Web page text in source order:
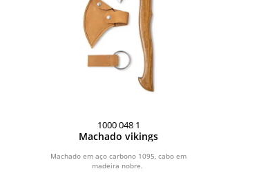
1000 048 1
Machado vikings
Machado em aço carbono 1095, cabo em
madeira nobre.